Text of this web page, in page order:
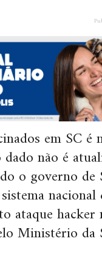
em SC é
não é
o governo
ataque
Ministério da